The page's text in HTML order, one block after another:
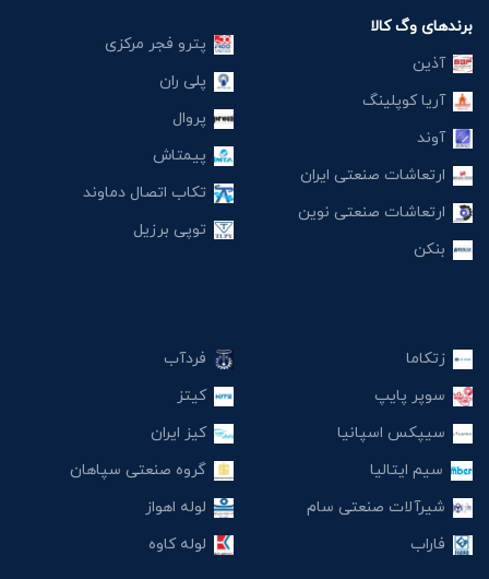
برندهای وگ کالا
آذین
آریا کوپلینگ
آوند
ارتعاشات صنعتی ایران
ارتعاشات صنعتی نوین
بنکن
پترو فجر مرکزی
پلی ران
پروال
پیمتاش
تکاب اتصال دماوند
توپی برزیل
زتکاما
سوپر پایپ
سیپکس اسپانیا
سیم ایتالیا
شیرآلات صنعتی سام
فاراب
فردآب
کیتز
کیز ایران
گروه صنعتی سپاهان
لوله اهواز
لوله کاوه